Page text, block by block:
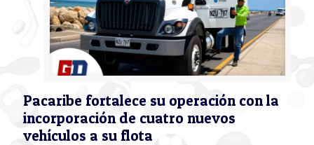
Pacaribe fortalece su operación con la
incorporación de cuatro nuevos
vehículos a su flota